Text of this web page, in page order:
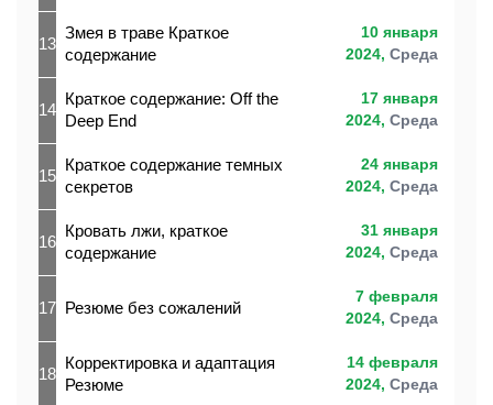
13
Змея в траве Краткое
содержание
10 января
2024, Среда
14
Краткое содержание: Off the
Deep End
17 января
2024, Среда
15
Краткое содержание темных
секретов
24 января
2024, Среда
16
Кровать лжи, краткое
содержание
31 января
2024, Среда
17 Резюме без сожалений
7 февраля
2024, Среда
18
Корректировка и адаптация
Резюме
14 февраля
2024, Среда